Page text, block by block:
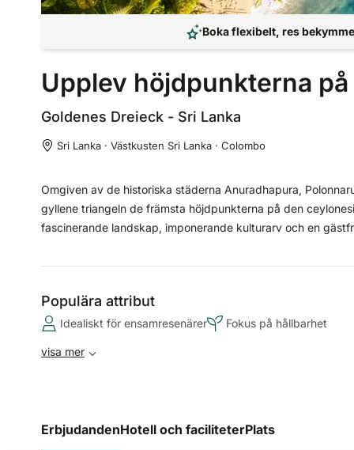
Boka flexibelt, res
Upplev höjdpunkterna
Goldenes Dreieck - Sri Lanka
Sri Lanka · Västkusten Sri Lanka · Colombo
Omgiven av de historiska städerna Anuradhapura,
gyllene triangeln de främsta höjdpunkterna på den
fascinerande landskap, imponerande kulturarv och en
Populära attribut
Idealiskt för ensamresenärer Fokus på hållbarhet
visa mer
ErbjudandenHotell och faciliteterPlats